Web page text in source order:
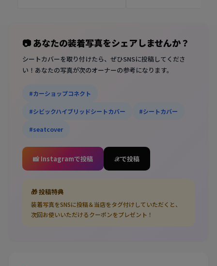
📷 あなたの装着写真をシェアしませんか？
シートカバーを取り付けたら、ぜひSNSに投稿してくださ
い！あなたの写真が次のオーナーの参考になります。
#カーショップコネクト
#シビックハイブリッドシートカバー #シートカバー
#seatcover
📸 Instagramで投稿 𝒳 で投稿
🎁 投稿特典
装着写真をSNSに投稿＆当店をタグ付けしていただくと、
次回お使いいただけるクーポンをプレゼント！